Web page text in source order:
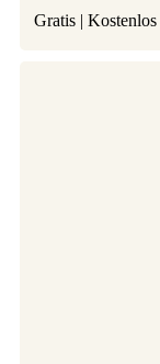
Gratis | Kostenlos